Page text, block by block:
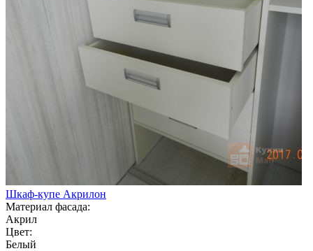
Шкаф-купе Акрилон
Материал фасада:
Акрил
Цвет:
Белый